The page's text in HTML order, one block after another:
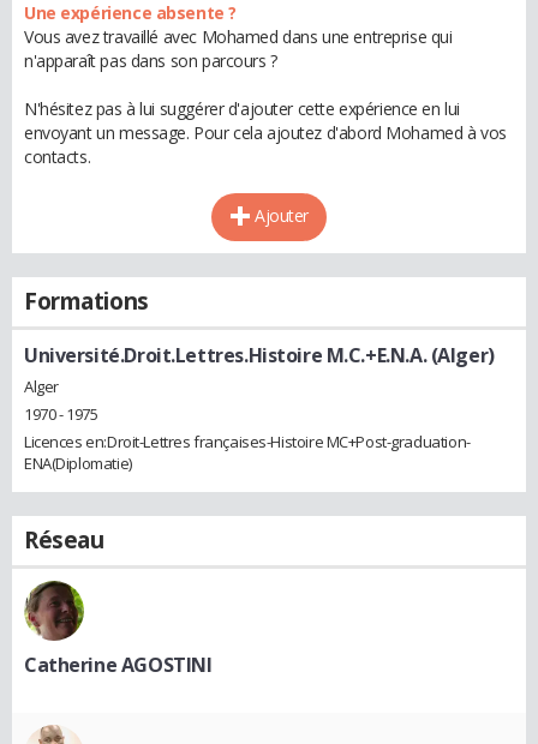
Une expérience absente ?
Vous avez travaillé avec Mohamed dans une entreprise qui
n'apparaît pas dans son parcours ?
N'hésitez pas à lui suggérer d'ajouter cette expérience en lui
envoyant un message. Pour cela ajoutez d'abord Mohamed à vos
contacts.
Ajouter
Formations
Université.Droit.Lettres.Histoire M.C.+E.N.A. (Alger)
Alger
1970 - 1975
Licences en:Droit-Lettres françaises-Histoire MC+Post-graduation-
ENA(Diplomatie)
Réseau
Catherine AGOSTINI